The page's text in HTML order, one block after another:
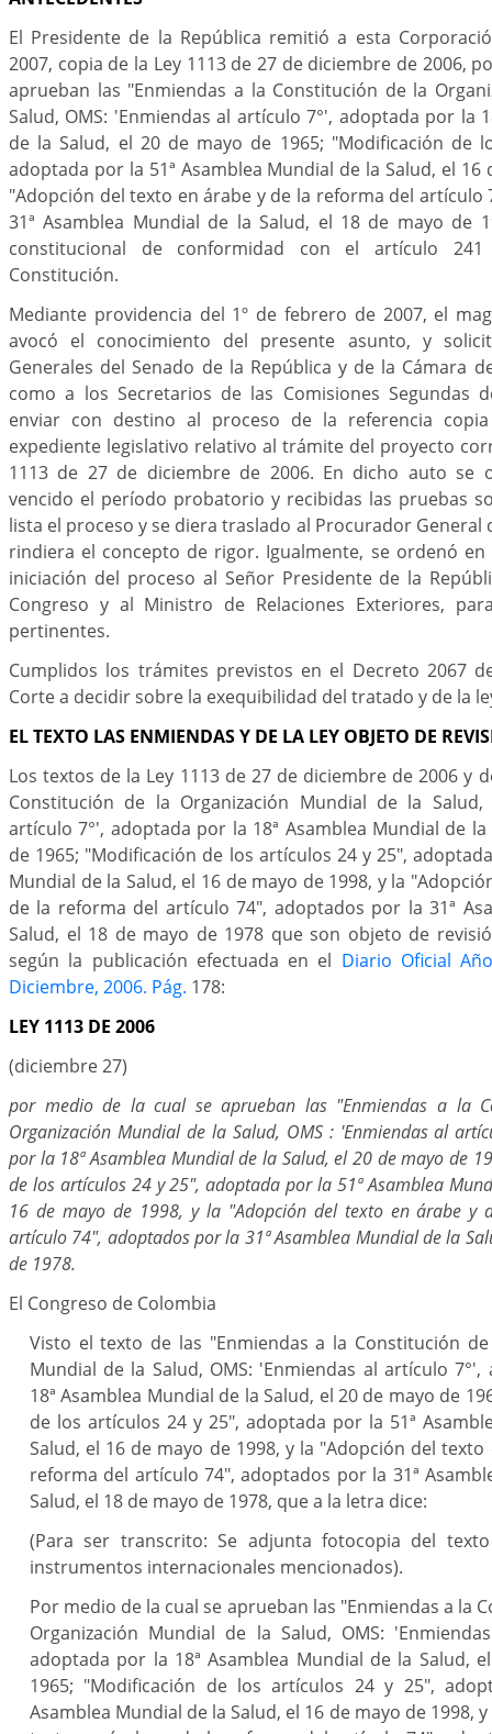
El Presidente de la República remitió a esta
2007, copia de la Ley 1113 de 27 de diciembre de 2006,
aprueban las "Enmiendas a la Constitución de la
Salud, OMS: 'Enmiendas al artículo 7°', adoptada por la
de la Salud, el 20 de mayo de 1965; "Modificación de
adoptada por la 51ª Asamblea Mundial de la Salud, el 16
"Adopción del texto en árabe y de la reforma del artículo
31ª Asamblea Mundial de la Salud, el 18 de mayo de
constitucional de conformidad con el artículo
Constitución.
Mediante providencia del 1º de febrero de 2007, el
avocó el conocimiento del presente asunto, y
Generales del Senado de la República y de la Cámara
como a los Secretarios de las Comisiones Segundas
enviar con destino al proceso de la referencia
expediente legislativo relativo al trámite del proyecto
1113 de 27 de diciembre de 2006. En dicho auto se
vencido el período probatorio y recibidas las pruebas
lista el proceso y se diera traslado al Procurador General
rindiera el concepto de rigor. Igualmente, se ordenó
iniciación del proceso al Señor Presidente de la
Congreso y al Ministro de Relaciones Exteriores,
pertinentes.
Cumplidos los trámites previstos en el Decreto 2067
Corte a decidir sobre la exequibilidad del tratado y de la
EL TEXTO LAS ENMIENDAS Y DE LA LEY OBJETO DE
Los textos de la Ley 1113 de 27 de diciembre de 2006 y
Constitución de la Organización Mundial de la Salud,
artículo 7°', adoptada por la 18ª Asamblea Mundial de
de 1965; "Modificación de los artículos 24 y 25",
Mundial de la Salud, el 16 de mayo de 1998, y la
de la reforma del artículo 74", adoptados por la 31ª
Salud, el 18 de mayo de 1978 que son objeto de
según la publicación efectuada en el Diario Oficial
Diciembre, 2006. Pág. 178:
LEY 1113 DE 2006
(diciembre 27)
por medio de la cual se aprueban las "Enmiendas a la
Organización Mundial de la Salud, OMS : 'Enmiendas al
por la 18ª Asamblea Mundial de la Salud, el 20 de mayo de
de los artículos 24 y 25", adoptada por la 51ª Asamblea
16 de mayo de 1998, y la "Adopción del texto en árabe y
artículo 74", adoptados por la 31ª Asamblea Mundial de la
de 1978.
El Congreso de Colombia
Visto el texto de las "Enmiendas a la Constitución
Mundial de la Salud, OMS: 'Enmiendas al artículo
18ª Asamblea Mundial de la Salud, el 20 de mayo de
de los artículos 24 y 25", adoptada por la 51ª
Salud, el 16 de mayo de 1998, y la "Adopción del
reforma del artículo 74", adoptados por la 31ª
Salud, el 18 de mayo de 1978, que a la letra dice:
(Para ser transcrito: Se adjunta fotocopia del
instrumentos internacionales mencionados).
Por medio de la cual se aprueban las "Enmiendas a la
Organización Mundial de la Salud, OMS:
adoptada por la 18ª Asamblea Mundial de la Salud,
1965; "Modificación de los artículos 24 y 25",
Asamblea Mundial de la Salud, el 16 de mayo de 1998,